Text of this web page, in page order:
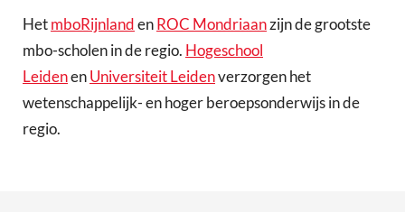
HetmboRijnlandenROC Mondriaanzijn de grootste
mbo-scholen in de regio. Hogeschool
LeidenenUniversiteit Leidenverzorgen het
wetenschappelijk- en hoger beroepsonderwijs in de
regio.